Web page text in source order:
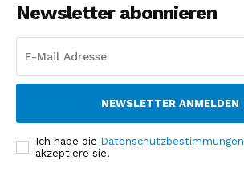
Newsletter abonnieren
NEWSLETTER ANMELDEN
Ich habe die Datenschutzbestimmungen
akzeptiere sie.